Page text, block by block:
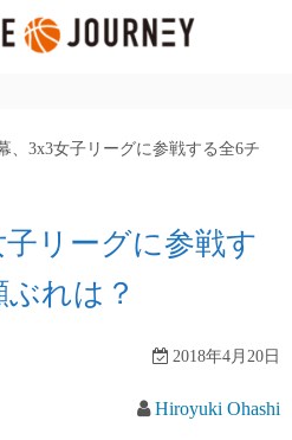
、3x3女子リーグに参戦する全6チ
リーグに参戦す
れは？
2018年4月20日
Hiroyuki Ohashi